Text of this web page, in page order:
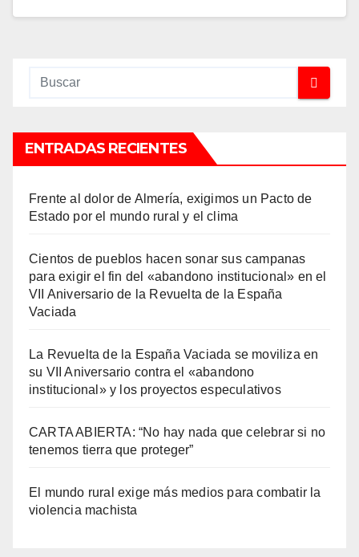
ENTRADAS RECIENTES
Frente al dolor de Almería, exigimos un Pacto de
Estado por el mundo rural y el clima
Cientos de pueblos hacen sonar sus campanas
para exigir el fin del «abandono institucional» en el
VII Aniversario de la Revuelta de la España
Vaciada
La Revuelta de la España Vaciada se moviliza en
su VII Aniversario contra el «abandono
institucional» y los proyectos especulativos
CARTA ABIERTA: “No hay nada que celebrar si no
tenemos tierra que proteger”
El mundo rural exige más medios para combatir la
violencia machista